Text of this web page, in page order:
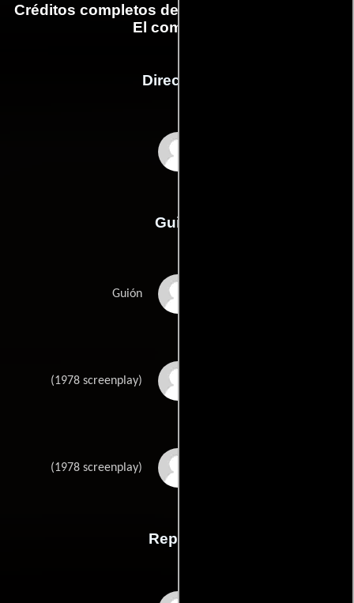
Créditos completos de la película Halloween:
El comienzo
Dirección
Guión
Guión
(1978 screenplay)
(1978 screenplay)
Reparto